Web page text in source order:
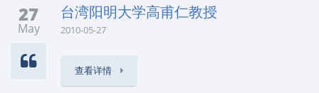
27
May
台湾阳明大学高甫仁教授
2010-05-27
查看详情